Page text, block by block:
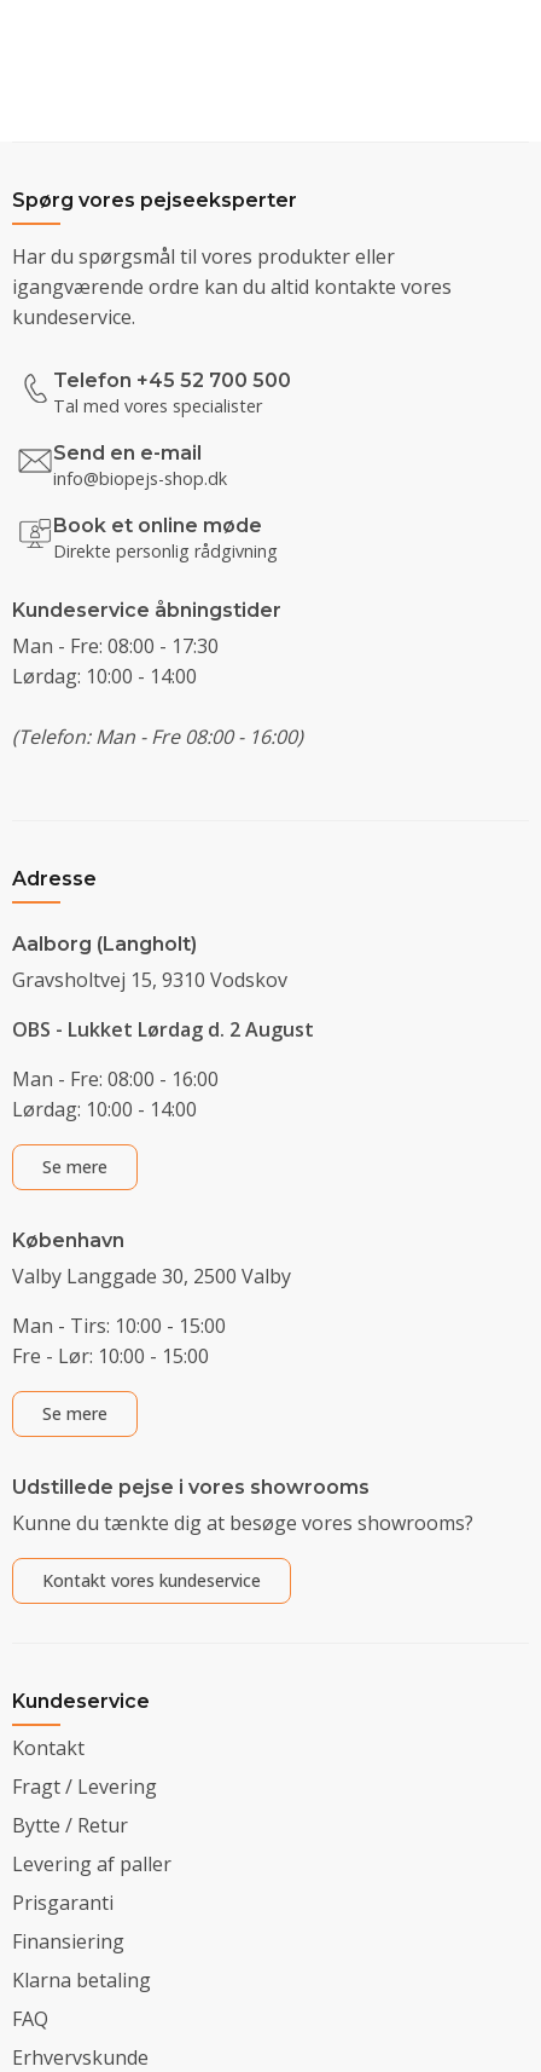
Spørg vores pejseeksperter
Har du spørgsmål til vores produkter eller
igangværende ordre kan du altid kontakte vores
kundeservice.
Telefon +45 52 700 500
Tal med vores specialister
Send en e-mail
info@biopejs-shop.dk
Book et online møde
Direkte personlig rådgivning
Kundeservice åbningstider
Man - Fre: 08:00 - 17:30
Lørdag: 10:00 - 14:00
(Telefon: Man - Fre 08:00 - 16:00)
Adresse
Aalborg (Langholt)
Gravsholtvej 15, 9310 Vodskov
OBS - Lukket Lørdag d. 2 August
Man - Fre: 08:00 - 16:00
Lørdag: 10:00 - 14:00
Se mere
København
Valby Langgade 30, 2500 Valby
Man - Tirs: 10:00 - 15:00
Fre - Lør: 10:00 - 15:00
Se mere
Udstillede pejse i vores showrooms
Kunne du tænkte dig at besøge vores showrooms?
Kontakt vores kundeservice
Kundeservice
Kontakt
Fragt / Levering
Bytte / Retur
Levering af paller
Prisgaranti
Finansiering
Klarna betaling
FAQ
Erhvervskunde